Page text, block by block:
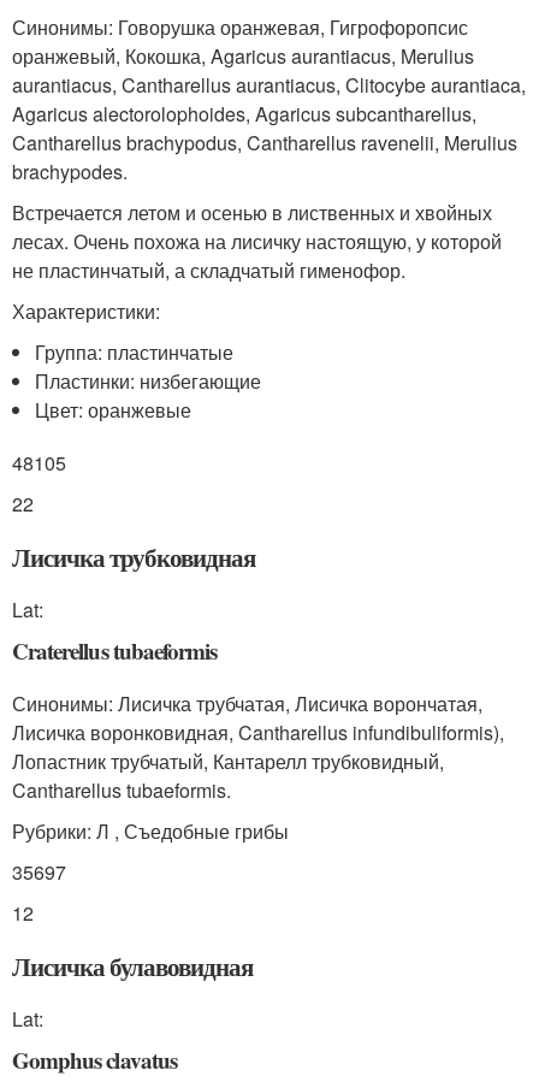
Синонимы: Говорушка оранжевая, Гигрофоропсис
оранжевый, Кокошка, Agaricus aurantiacus, Merulius
aurantiacus, Cantharellus aurantiacus, Clitocybe aurantiaca,
Agaricus alectorolophoides, Agaricus subcantharellus,
Cantharellus brachypodus, Cantharellus ravenelii, Merulius
brachypodes.
Встречается летом и осенью в лиственных и хвойных
лесах. Очень похожа на лисичку настоящую, у которой
не пластинчатый, а складчатый гименофор.
Характеристики:
Группа: пластинчатые
Пластинки: низбегающие
Цвет: оранжевые
48105
22
Лисичка трубковидная
Lat:
Craterellus tubaeformis
Синонимы: Лисичка трубчатая, Лисичка ворончатая,
Лисичка воронковидная, Cantharellus infundibuliformis),
Лопастник трубчатый, Кантарелл трубковидный,
Cantharellus tubaeformis.
Рубрики: Л , Съедобные грибы
35697
12
Лисичка булавовидная
Lat:
Gomphus clavatus